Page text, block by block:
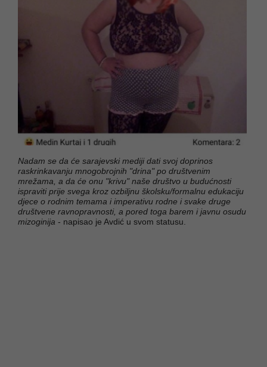
Nadam se da će sarajevski mediji dati svoj doprinos
raskrinkavanju mnogobrojnih "drina" po društvenim
mrežama, a da će onu "krivu" naše društvo u budućnosti
ispraviti prije svega kroz ozbiljnu školsku/formalnu edukaciju
djece o rodnim temama i imperativu rodne i svake druge
društvene ravnopravnosti, a pored toga barem i javnu osudu
mizoginija - napisao je Avdić u svom statusu.